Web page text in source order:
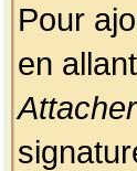
Pour
en